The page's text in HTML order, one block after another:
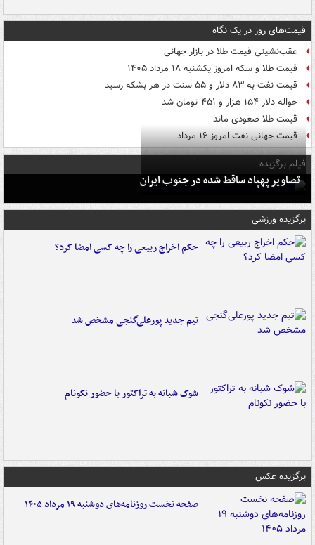
قیمت‌های روز در یک نگاه
عقب‌نشینی قیمت طلا در بازار جهانی
قیمت طلا و سکه امروز یکشنبه ۱۸ مرداد ۱۴۰۵
قیمت نفت به ۸۳ دلار و ۵۵ سنت در هر بشکه رسید
حواله دلار ۱۵۴ هزار و ۴۵۱ تومان شد
قیمت طلا صعودی ماند
قیمت جهانی نفت امروز ۱۶ مرداد
فیلم برگزیده
تصاویر پهپاد ساقط شده در جنوب ایران
برگزیده ورزشی
حکم اخراج ربیعی را چه کسی امضا کرد؟
تیم جدید پورعلی‌گنجی مشخص شد
شوک شبانه به تراکتور با حضور نکونام
برگزیده عکس
صفحه نخست روزنامه‌های دوشنبه ۱۹ مرداد ۱۴۰۵